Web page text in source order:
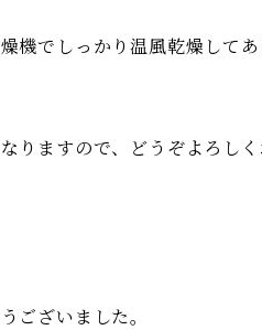
機でしっかり温風乾燥して
りますので、どうぞよろし
ございました。